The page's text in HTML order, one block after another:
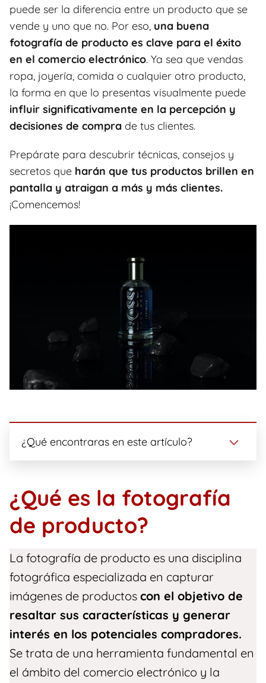
puede ser la diferencia entre un producto que se
vende y uno que no. Por eso, una buena
fotografía de producto es clave para el éxito
en el comercio electrónico. Ya sea que vendas
ropa, joyería, comida o cualquier otro producto,
la forma en que lo presentas visualmente puede
influir significativamente en la percepción y
decisiones de compra de tus clientes.
Prepárate para descubrir técnicas, consejos y
secretos que harán que tus productos brillen en
pantalla y atraigan a más y más clientes.
¡Comencemos!
¿Qué encontraras en este artículo?
¿Qué es la fotografía
de producto?
La fotografía de producto es una disciplina
fotográfica especializada en capturar
imágenes de productos con el objetivo de
resaltar sus características y generar
interés en los potenciales compradores.
Se trata de una herramienta fundamental en
el ámbito del comercio electrónico y la